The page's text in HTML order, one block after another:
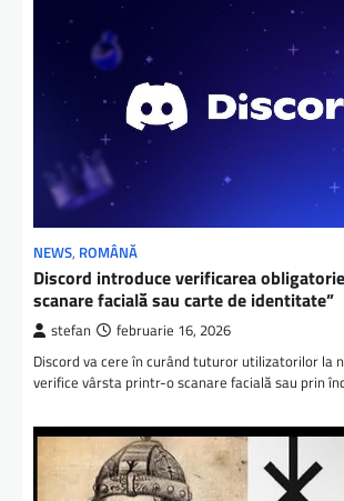
NEWS, ROMÂNĂ
Discord introduce verificarea
scanare facială sau carte de identitate”
stefan februarie 16, 2026
Discord va cere în curând tuturor utilizatorilor la
verifice vârsta printr-o scanare facială sau prin